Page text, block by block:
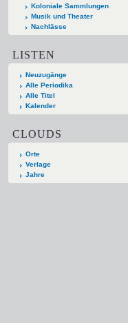
Koloniale Sammlungen
Musik und Theater
Nachlässe
LISTEN
Neuzugänge
Alle Periodika
Alle Titel
Kalender
CLOUDS
Orte
Verlage
Jahre